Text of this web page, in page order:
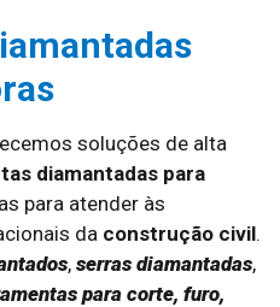
soluções de alta
diamantadas para
para atender às
da construção civil.
, serras diamantadas,
para corte, furo,